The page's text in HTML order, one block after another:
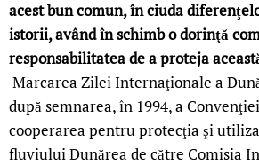
acest bun comun, în ciuda
istorii, având în schimb o dorinţă
responsabilitatea de a proteja
Marcarea Zilei Internaţionale a
după semnarea, în 1994, a
cooperarea pentru protecţia şi
fluviului Dunărea de către Comisia